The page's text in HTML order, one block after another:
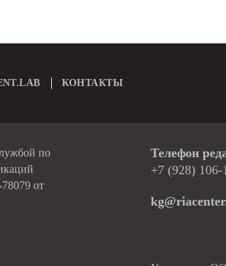
КОНТАКТЫ
по
от
Телефон
+7 (928) 106-